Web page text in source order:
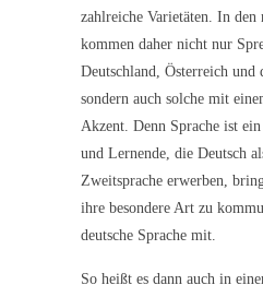
zahlreiche Varietäten. In den
kommen daher nicht nur
Deutschland, Österreich und
sondern auch solche mit
Akzent. Denn Sprache ist
und Lernende, die Deutsch
Zweitsprache erwerben,
ihre besondere Art zu
deutsche Sprache mit.
So heißt es dann auch in